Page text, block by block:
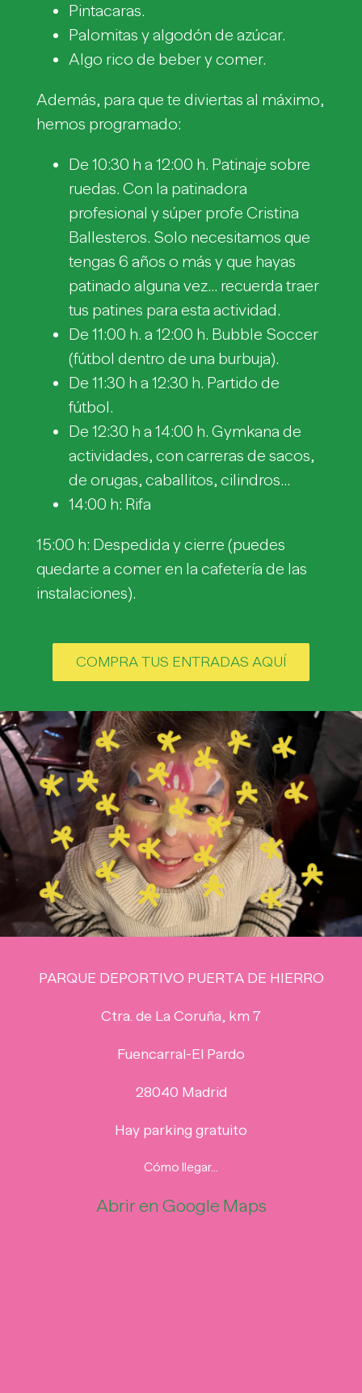
Pintacaras.
Palomitas y algodón de azúcar.
Algo rico de beber y comer.
Además, para que te diviertas al máximo,
hemos programado:
De 10:30 h a 12:00 h. Patinaje sobre
ruedas. Con la patinadora
profesional y súper profe Cristina
Ballesteros. Solo necesitamos que
tengas 6 años o más y que hayas
patinado alguna vez… recuerda traer
tus patines para esta actividad.
De 11:00 h. a 12:00 h. Bubble Soccer
(fútbol dentro de una burbuja).
De 11:30 h a 12:30 h. Partido de
fútbol.
De 12:30 h a 14:00 h. Gymkana de
actividades, con carreras de sacos,
de orugas, caballitos, cilindros…
14:00 h: Rifa
15:00 h: Despedida y cierre (puedes
quedarte a comer en la cafetería de las
instalaciones).
COMPRA TUS ENTRADAS AQUÍ
PARQUE DEPORTIVO PUERTA DE HIERRO
Ctra. de La Coruña, km 7
Fuencarral-El Pardo
28040 Madrid
Hay parking gratuito
Cómo llegar…
Abrir en Google Maps